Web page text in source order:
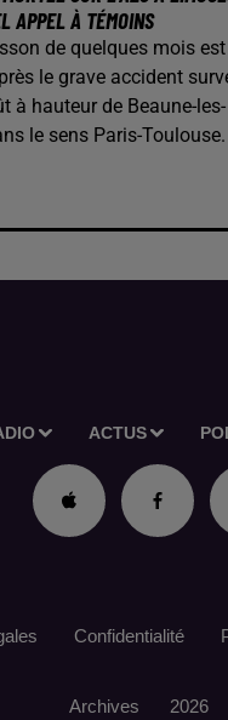
APPEL À TÉMOINS
de quelques mois est
le grave accident
à hauteur de Beaune-les-
le sens Paris-
ACTUS
Confidentialité
Archives 2026